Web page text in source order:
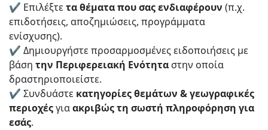
✔ Επιλέξτετα θέματα που σας ενδιαφέρουν (π.χ.
επιδοτήσεις, αποζημιώσεις, προγράμματα
ενίσχυσης).
✔ Δημιουργήστε προσαρμοσμένες ειδοποιήσεις με
βάση την Περιφερειακή Ενότητα στην οποία
δραστηριοποιείστε.
✔ Συνδυάστε κατηγορίες θεμάτων & γεωγραφικές
περιοχέςγιαακριβώς τη σωστή πληροφόρηση για
εσάς.